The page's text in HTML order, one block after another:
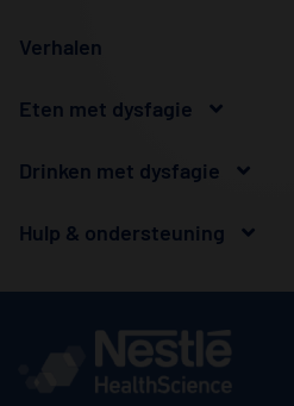
Verhalen
Eten met dysfagie
Drinken met dysfagie
Hulp & ondersteuning